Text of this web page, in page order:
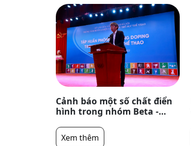
Cảnh báo một số chất điển
hình trong nhóm Beta -
Xem thêm